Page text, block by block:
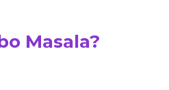
Masala?